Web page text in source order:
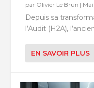
par Olivier Le Brun |
Depuis sa
l’Audit (H2A),
EN SAVOIR PLUS